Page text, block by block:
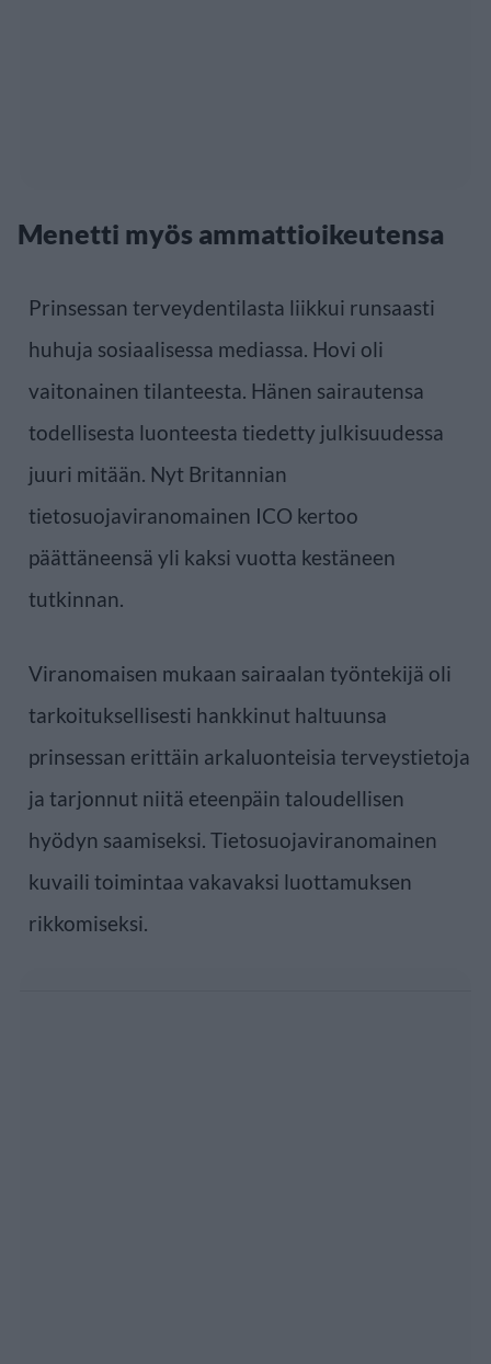
Menetti myös ammattioikeutensa
Prinsessan terveydentilasta liikkui runsaasti
huhuja sosiaalisessa mediassa. Hovi oli
vaitonainen tilanteesta. Hänen sairautensa
todellisesta luonteesta tiedetty julkisuudessa
juuri mitään. Nyt Britannian
tietosuojaviranomainen ICO kertoo
päättäneensä yli kaksi vuotta kestäneen
tutkinnan.
Viranomaisen mukaan sairaalan työntekijä oli
tarkoituksellisesti hankkinut haltuunsa
prinsessan erittäin arkaluonteisia terveystietoja
ja tarjonnut niitä eteenpäin taloudellisen
hyödyn saamiseksi. Tietosuojaviranomainen
kuvaili toimintaa vakavaksi luottamuksen
rikkomiseksi.